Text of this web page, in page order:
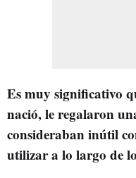
Es muy significativo
nació, le regalaron
consideraban inútil
utilizar a lo largo de